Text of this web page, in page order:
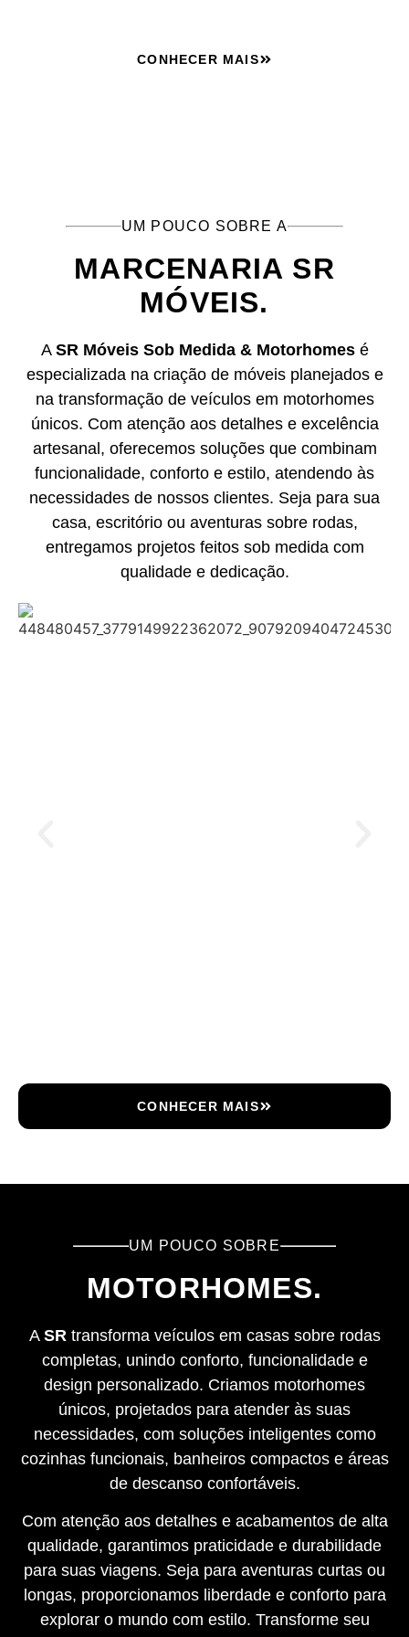
CONHECER MAIS
UM POUCO SOBRE A
MARCENARIA SR
MÓVEIS.
A SR Móveis Sob Medida & Motorhomesé
especializada na criação de móveis planejados e
na transformação de veículos em motorhomes
únicos. Com atenção aos detalhes e excelência
artesanal, oferecemos soluções que combinam
funcionalidade, conforto e estilo, atendendo às
necessidades de nossos clientes. Seja para sua
casa, escritório ou aventuras sobre rodas,
entregamos projetos feitos sob medida com
qualidade e dedicação.
CONHECER MAIS
UM POUCO SOBRE
MOTORHOMES.
A SRtransforma veículos em casas sobre rodas
completas, unindo conforto, funcionalidade e
design personalizado. Criamos motorhomes
únicos, projetados para atender às suas
necessidades, com soluções inteligentes como
cozinhas funcionais, banheiros compactos e áreas
de descanso confortáveis.
Com atenção aos detalhes e acabamentos de alta
qualidade, garantimos praticidade e durabilidade
para suas viagens. Seja para aventuras curtas ou
longas, proporcionamos liberdade e conforto para
explorar o mundo com estilo. Transforme seu